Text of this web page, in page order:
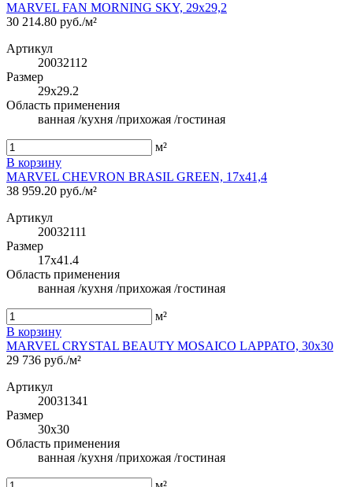
MARVEL FAN MORNING SKY, 29x29,2
30 214.80 руб./м²
Артикул
20032112
Размер
29x29.2
Область применения
ванная /кухня /прихожая /гостиная
м²
В корзину
MARVEL CHEVRON BRASIL GREEN, 17x41,4
38 959.20 руб./м²
Артикул
20032111
Размер
17x41.4
Область применения
ванная /кухня /прихожая /гостиная
м²
В корзину
MARVEL CRYSTAL BEAUTY MOSAICO LAPPATO, 30x30
29 736 руб./м²
Артикул
20031341
Размер
30x30
Область применения
ванная /кухня /прихожая /гостиная